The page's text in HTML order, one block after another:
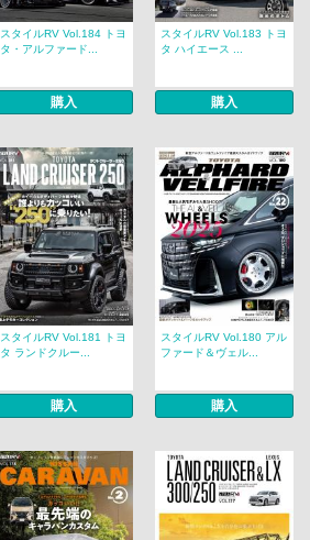
スタイルRV Vol.184 トヨ
タ・アルファード...
購入
スタイルRV Vol.183 トヨ
タ ハイエース ...
購入
スタイルRV Vol.181 トヨ
タ ランドクルー...
購入
スタイルRV Vol.180 アル
ファード＆ヴェル...
購入